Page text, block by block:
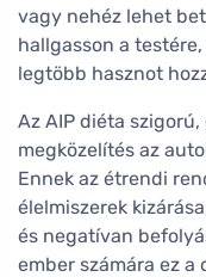
vagy nehéz lehet
hallgasson a
legtöbb hasznot
Az AIP diéta
megközelítés az
Ennek az étrendi
élelmiszerek
és negatívan
ember számára ez